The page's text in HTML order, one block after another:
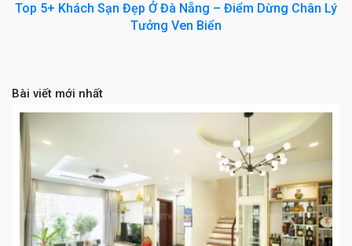
Top 5+ Khách Sạn Đẹp Ở Đà Nẵng – Điểm Dừng Chân Lý
Tưởng Ven Biển
Bài viết mới nhất